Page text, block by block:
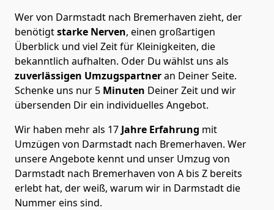
Wer von Darmstadt nach Bremer­haven zieht, der
benötigtstarke Nerven, einen großartigen
Überblick und viel Zeit für Kleinigkeiten, die
bekanntlich aufhalten. Oder Du wählst uns als
zuverlässigen Umzugspartneran Deiner Seite.
Schenke uns nur 5 Minuten Deiner Zeit und wir
übersenden Dir ein individuelles Angebot.
Wir haben mehr als 17 Jahre Erfahrung mit
Umzügen von Darmstadt nach Bremer­haven. Wer
unsere Angebote kennt und unser Umzug von
Darmstadt nach Bremer­haven von A bis Z bereits
erlebt hat, der weiß, warum wir in Darmstadt die
Nummer eins sind.